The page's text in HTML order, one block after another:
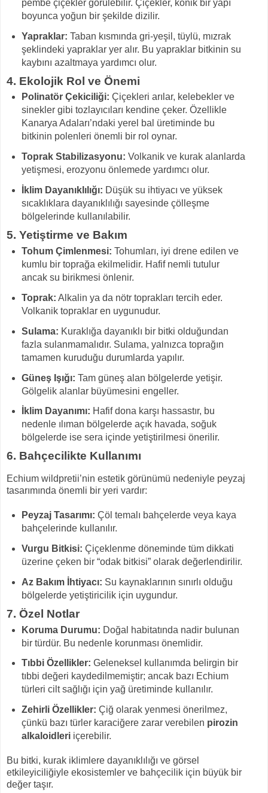
pembe çiçekler görülebilir. Çiçekler, konik bir yapı
boyunca yoğun bir şekilde dizilir.
Yapraklar: Taban kısmında gri-yeşil, tüylü, mızrak
şeklindeki yapraklar yer alır. Bu yapraklar bitkinin su
kaybını azaltmaya yardımcı olur.
4. Ekolojik Rol ve Önemi
Polinatör Çekiciliği: Çiçekleri arılar, kelebekler ve
sinekler gibi tozlayıcıları kendine çeker. Özellikle
Kanarya Adaları’ndaki yerel bal üretiminde bu
bitkinin polenleri önemli bir rol oynar.
Toprak Stabilizasyonu: Volkanik ve kurak alanlarda
yetişmesi, erozyonu önlemede yardımcı olur.
İklim Dayanıklılığı: Düşük su ihtiyacı ve yüksek
sıcaklıklara dayanıklılığı sayesinde çölleşme
bölgelerinde kullanılabilir.
5. Yetiştirme ve Bakım
Tohum Çimlenmesi: Tohumları, iyi drene edilen ve
kumlu bir toprağa ekilmelidir. Hafif nemli tutulur
ancak su birikmesi önlenir.
Toprak: Alkalin ya da nötr toprakları tercih eder.
Volkanik topraklar en uygunudur.
Sulama: Kuraklığa dayanıklı bir bitki olduğundan
fazla sulanmamalıdır. Sulama, yalnızca toprağın
tamamen kuruduğu durumlarda yapılır.
Güneş Işığı: Tam güneş alan bölgelerde yetişir.
Gölgelik alanlar büyümesini engeller.
İklim Dayanımı: Hafif dona karşı hassastır, bu
nedenle ılıman bölgelerde açık havada, soğuk
bölgelerde ise sera içinde yetiştirilmesi önerilir.
6. Bahçecilikte Kullanımı
Echium wildpretii’nin estetik görünümü nedeniyle peyzaj
tasarımında önemli bir yeri vardır:
Peyzaj Tasarımı: Çöl temalı bahçelerde veya kaya
bahçelerinde kullanılır.
Vurgu Bitkisi: Çiçeklenme döneminde tüm dikkati
üzerine çeken bir “odak bitkisi” olarak değerlendirilir.
Az Bakım İhtiyacı: Su kaynaklarının sınırlı olduğu
bölgelerde yetiştiricilik için uygundur.
7. Özel Notlar
Koruma Durumu: Doğal habitatında nadir bulunan
bir türdür. Bu nedenle korunması önemlidir.
Tıbbi Özellikler: Geleneksel kullanımda belirgin bir
tıbbi değeri kaydedilmemiştir; ancak bazı Echium
türleri cilt sağlığı için yağ üretiminde kullanılır.
Zehirli Özellikler: Çiğ olarak yenmesi önerilmez,
çünkü bazı türler karaciğere zarar verebilen pirozin
alkaloidleriiçerebilir.
Bu bitki, kurak iklimlere dayanıklılığı ve görsel
etkileyiciliğiyle ekosistemler ve bahçecilik için büyük bir
değer taşır.